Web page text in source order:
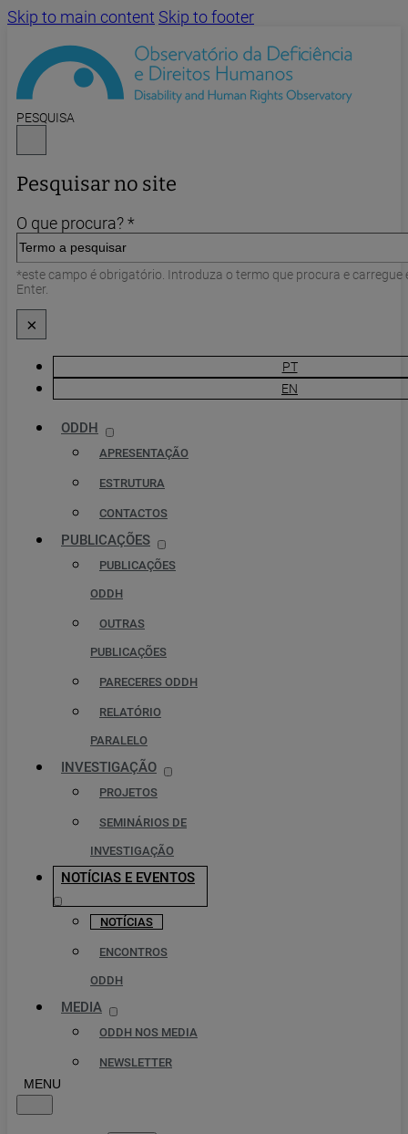
Skip to main content Skip to footer
PESQUISA
Pesquisar no site
O que procura? *
*este campo é obrigatório. Introduza o termo que procura e carregue
Enter.
×
PT
EN
ODDH
APRESENTAÇÃO
ESTRUTURA
CONTACTOS
PUBLICAÇÕES
PUBLICAÇÕES
ODDH
OUTRAS
PUBLICAÇÕES
PARECERES ODDH
RELATÓRIO
PARALELO
INVESTIGAÇÃO
PROJETOS
SEMINÁRIOS DE
INVESTIGAÇÃO
NOTÍCIAS E EVENTOS
NOTÍCIAS
ENCONTROS
ODDH
MEDIA
ODDH NOS MEDIA
NEWSLETTER